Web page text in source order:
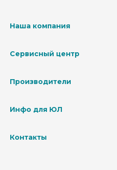
Наша компания
Сервисный центр
Производители
Инфо для ЮЛ
Контакты